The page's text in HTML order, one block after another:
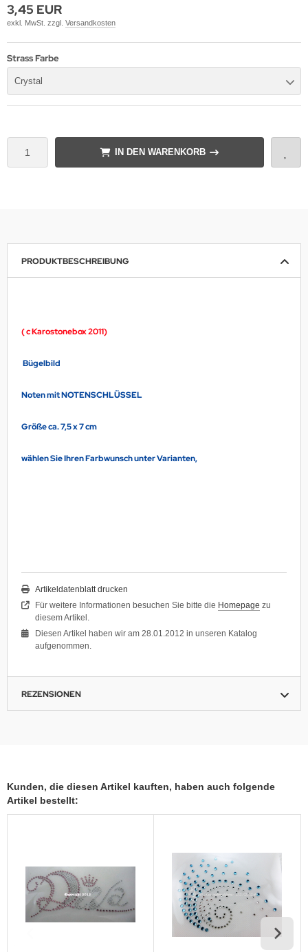
3,45 EUR
exkl. MwSt. zzgl. Versandkosten
Strass Farbe
Crystal
IN DEN WARENKORB
PRODUKTBESCHREIBUNG
( c Karostonebox 2011)
Bügelbild
Noten mit NOTENSCHLÜSSEL
Größe ca. 7,5 x 7 cm
wählen Sie Ihren Farbwunsch unter Varianten,
Artikeldatenblatt drucken
Für weitere Informationen besuchen Sie bitte die Homepage zu
diesem Artikel.
Diesen Artikel haben wir am 28.01.2012 in unseren Katalog
aufgenommen.
REZENSIONEN
Kunden, die diesen Artikel kauften, haben auch folgende
Artikel bestellt: